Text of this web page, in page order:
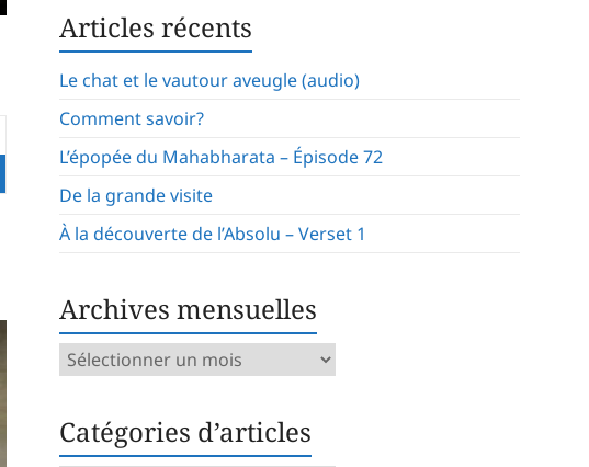
Articles récents
Le chat et le vautour aveugle (audio)
Comment savoir?
L’épopée du Mahabharata – Épisode 72
De la grande visite
À la découverte de l’Absolu – Verset 1
Archives mensuelles
Archives
Catégories d’articles